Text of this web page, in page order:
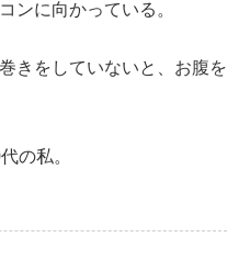
ンに向かっている。
きをしていないと、お腹を
の私。